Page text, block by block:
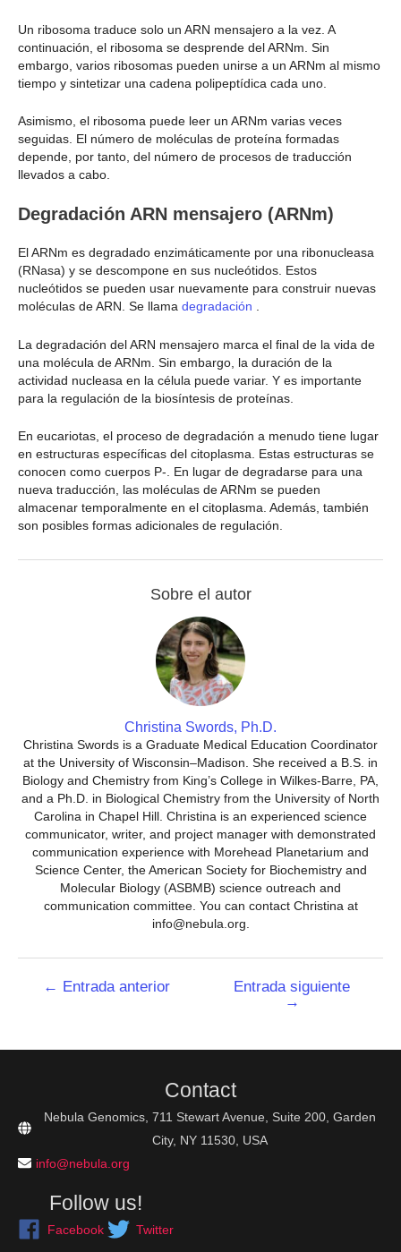
Un ribosoma traduce solo un ARN mensajero a la vez. A
continuación, el ribosoma se desprende del ARNm. Sin
embargo, varios ribosomas pueden unirse a un ARNm al mismo
tiempo y sintetizar una cadena polipeptídica cada uno.
Asimismo, el ribosoma puede leer un ARNm varias veces
seguidas. El número de moléculas de proteína formadas
depende, por tanto, del número de procesos de traducción
llevados a cabo.
Degradación ARN mensajero (ARNm)
El ARNm es degradado enzimáticamente por una ribonucleasa
(RNasa) y se descompone en sus nucleótidos. Estos
nucleótidos se pueden usar nuevamente para construir nuevas
moléculas de ARN. Se llama degradación .
La degradación del ARN mensajero marca el final de la vida de
una molécula de ARNm. Sin embargo, la duración de la
actividad nucleasa en la célula puede variar. Y es importante
para la regulación de la biosíntesis de proteínas.
En eucariotas, el proceso de degradación a menudo tiene lugar
en estructuras específicas del citoplasma. Estas estructuras se
conocen como cuerpos P-. En lugar de degradarse para una
nueva traducción, las moléculas de ARNm se pueden
almacenar temporalmente en el citoplasma. Además, también
son posibles formas adicionales de regulación.
Sobre el autor
Christina Swords, Ph.D.
Christina Swords is a Graduate Medical Education Coordinator
at the University of Wisconsin–Madison. She received a B.S. in
Biology and Chemistry from King’s College in Wilkes-Barre, PA,
and a Ph.D. in Biological Chemistry from the University of North
Carolina in Chapel Hill. Christina is an experienced science
communicator, writer, and project manager with demonstrated
communication experience with Morehead Planetarium and
Science Center, the American Society for Biochemistry and
Molecular Biology (ASBMB) science outreach and
communication committee. You can contact Christina at
info@nebula.org.
Navegación
← Entrada anterior
Entrada siguiente
→
Contact
Nebula Genomics, 711 Stewart Avenue, Suite 200, Garden
City, NY 11530, USA
info@nebula.org
Follow us!
Facebook Twitter